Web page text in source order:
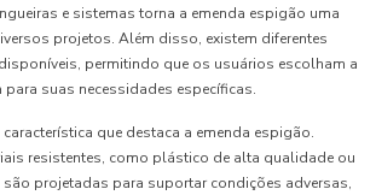
e sistemas torna a emenda espigão uma
projetos. Além disso, existem diferentes
permitindo que os usuários escolham a
suas necessidades específicas.
que destaca a emenda espigão.
resistentes, como plástico de alta qualidade ou
são projetadas para suportar condições adversas,